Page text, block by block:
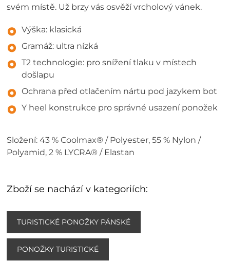
svém místě. Už brzy vás osvěží vrcholový vánek.
Výška: klasická
Gramáž: ultra nízká
T2 technologie: pro snížení tlaku v místech
došlapu
Ochrana před otlačením nártu pod jazykem bot
Y heel konstrukce pro správné usazení ponožek
Složení: 43 % Coolmax® / Polyester, 55 % Nylon /
Polyamid, 2 % LYCRA® / Elastan
Zboží se nachází v kategoriích:
TURISTICKÉ PONOŽKY PÁNSKÉ
PONOŽKY TURISTICKÉ